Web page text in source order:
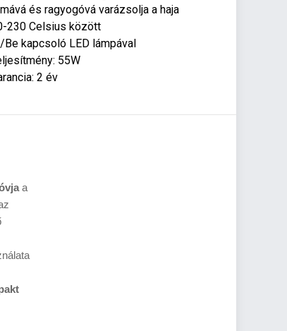
és ragyogóvá varázsolja a haja
230 Celsius között
Be kapcsoló LED lámpával
55W
2 év
a